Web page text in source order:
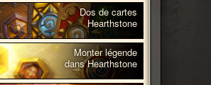
Dos de cartes
Hearthstone
Monter légende
dans Hearthstone